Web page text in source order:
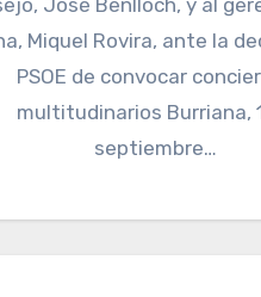
Miquel Rovira, ante la
PSOE de convocar
multitudinarios Burriana,
septiembre…